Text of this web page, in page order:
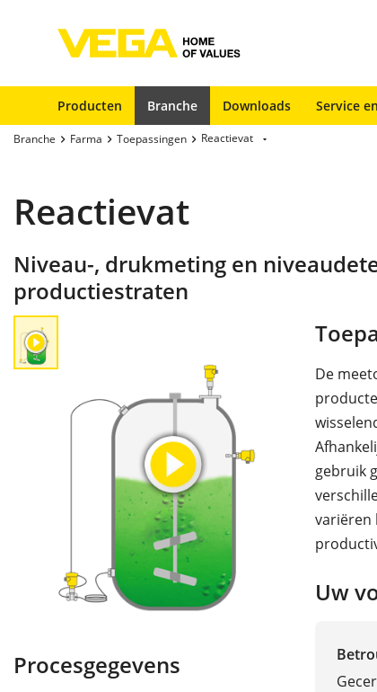
Producten Branche Downloads Service
Branche Farma Toepassingen Reactievat
Reactievat
Niveau-, drukmeting en
productiestraten
Procesgegevens
De
gebruik
variëren
Uw